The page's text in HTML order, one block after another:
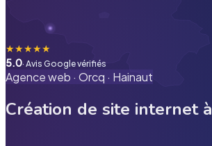
★★★★★
5.0· Avis Google vérifiés
Agence web · Orcq · Hainaut
Création de site internet à